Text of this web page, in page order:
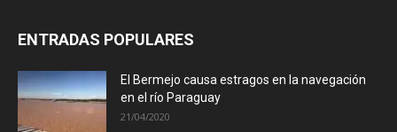
ENTRADAS POPULARES
El Bermejo causa estragos en la navegación
en el río Paraguay
21/04/2020